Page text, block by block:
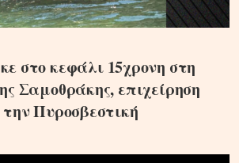
στο κεφάλι 15χρονη στη
Σαμοθράκης, επιχείρηση
Πυροσβεστική